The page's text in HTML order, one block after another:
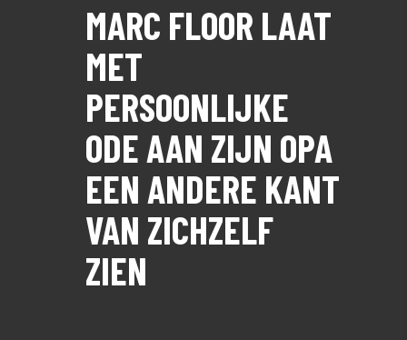
MARC FLOOR LAAT
MET
PERSOONLIJKE
ODE AAN ZIJN OPA
EEN ANDERE KANT
VAN ZICHZELF
ZIEN